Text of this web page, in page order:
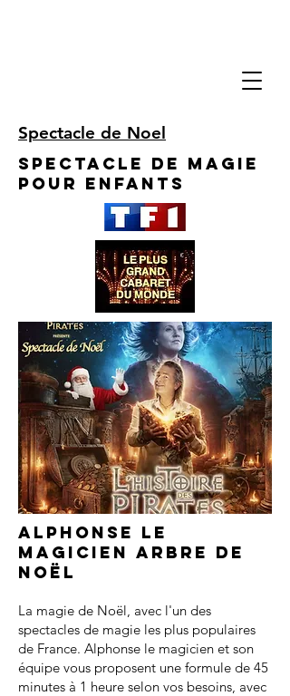
Spectacle de Noel
Spectacle de Magie
pour enfants
Alphonse le
magicien arbre de
noël
La magie de Noël, avec l'un des
spectacles de magie les plus populaires
de France. Alphonse le magicien et son
équipe vous proposent une formule de 45
minutes à 1 heure selon vos besoins, avec